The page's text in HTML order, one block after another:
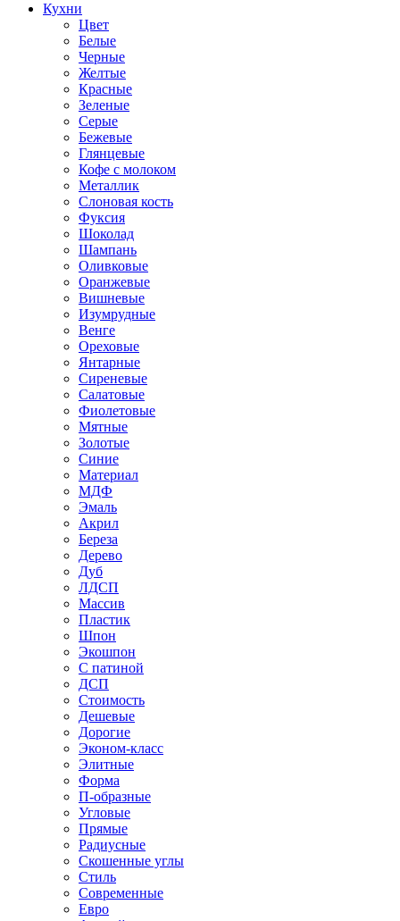
Кухни
Цвет
Белые
Черные
Желтые
Красные
Зеленые
Серые
Бежевые
Глянцевые
Кофе с молоком
Металлик
Слоновая кость
Фуксия
Шоколад
Шампань
Оливковые
Оранжевые
Вишневые
Изумрудные
Венге
Ореховые
Янтарные
Сиреневые
Салатовые
Фиолетовые
Мятные
Золотые
Синие
Материал
МДФ
Эмаль
Акрил
Береза
Дерево
Дуб
ЛДСП
Массив
Пластик
Шпон
Экошпон
С патиной
ДСП
Стоимость
Дешевые
Дорогие
Эконом-класс
Элитные
Форма
П-образные
Угловые
Прямые
Радиусные
Скошенные углы
Стиль
Современные
Евро